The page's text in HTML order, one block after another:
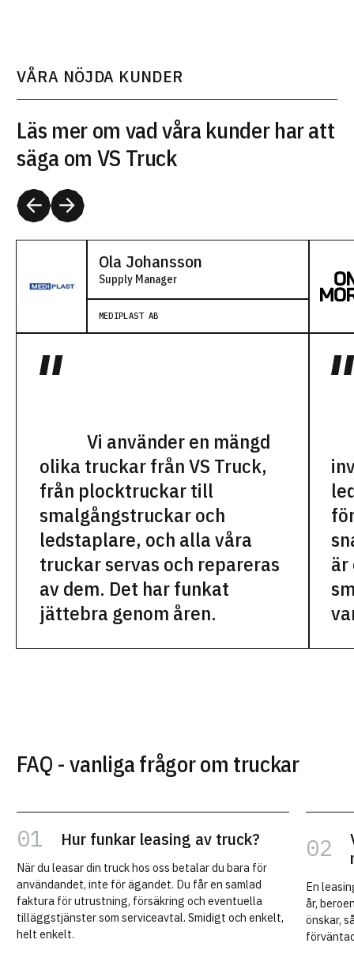
VÅRA NÖJDA KUNDER
Ola Johansson
Supply Manager
MEDIPLAST AB
Vi använder en mängd
olika truckar från VS Truck,
från plocktruckar till
smalgångstruckar och
ledstaplare, och alla våra
truckar servas och repareras
av dem. Det har funkat
jättebra genom åren.
är
Läs mer om vad våra kunder har att
säga om VS Truck
FAQ - vanliga frågor om truckar
Hur funkar leasing av truck?
När du leasar din truck hos oss betalar du bara för
användandet, inte för ägandet. Du får en samlad
faktura för utrustning, försäkring och eventuella
tilläggstjänster som serviceavtal. Smidigt och enkelt,
helt enkelt.
En
år,
önskar,